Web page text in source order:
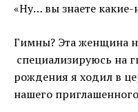
«Ну… вы знаете
Гимны? Эта женщина
специализируюсь на
рождения я ходил в
нашего